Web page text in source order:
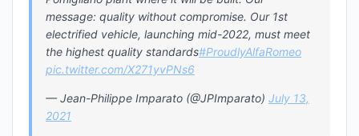
message: quality without compromise. Our 1st
electrified vehicle, launching mid-2022, must meet
the highest quality standards#ProudlyAlfaRomeo
pic.twitter.com/X271yvPNs6
— Jean-Philippe Imparato (@JPImparato) July 13,
2021